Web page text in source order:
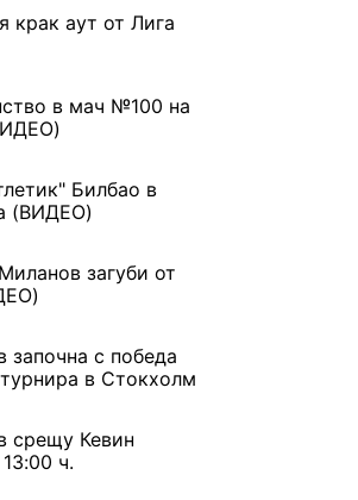
крак аут от Лига
в мач №100 на
Билбао в
(ВИДЕО)
загуби от
започна с победа
в Стокхолм
срещу Кевин
ч.